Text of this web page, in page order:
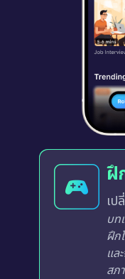
ฝึ
เป
บท
ฝึก
แล
สภ